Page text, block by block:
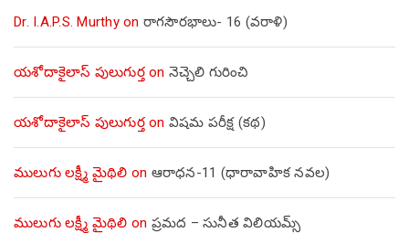
Dr. I.A.P.S. Murthyon రాగసౌరభాలు- 16 (వరాళి)
యశోదాకైలాస్ పులుగుర్తon నెచ్చెలి గురించి
యశోదాకైలాస్ పులుగుర్తon విషమ పరీక్ష (క‌థ‌)
ములుగు లక్ష్మీ మైథిలి on ఆరాధన-11 (ధారావాహిక నవల)
ములుగు లక్ష్మీ మైథిలి on ప్రమద – సునీత విలియమ్స్